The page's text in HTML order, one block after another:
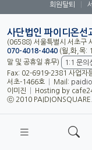
회원탈퇴
사단법인 파이디온선
(06588) 서울특별시 서초구
070-4018-4040 (월,화,목:
말 및 공휴일 휴무)
1:1 문의
Fax: 02-6919-2381 사업자
서초-1466호
Mail:
이미진
Hosting by
ⓒ 2010